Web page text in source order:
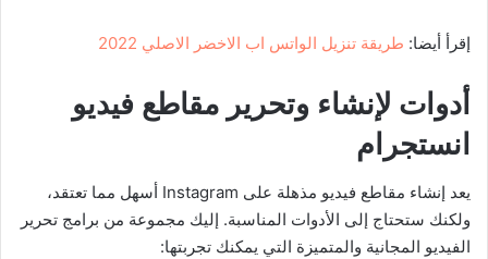
إقرأ أيضا: طريقة تنزيل الواتس اب الاخضر الاصلي 2022
أدوات لإنشاء وتحرير مقاطع فيديو
انستجرام
يعد إنشاء مقاطع فيديو مذهلة على Instagram أسهل مما تعتقد،
ولكنك ستحتاج إلى الأدوات المناسبة. إليك مجموعة من برامج تحرير
الفيديو المجانية والمتميزة التي يمكنك تجربتها: